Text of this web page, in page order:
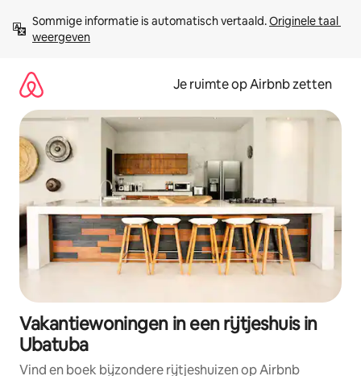
direct
naar
Sommige informatie is automatisch vertaald. Originele taal
weergeven
Je ruimte op Airbnb zetten
Vakantiewoningen in een rijtjeshuis in
Ubatuba
Vind en boek bijzondere rijtjeshuizen op Airbnb